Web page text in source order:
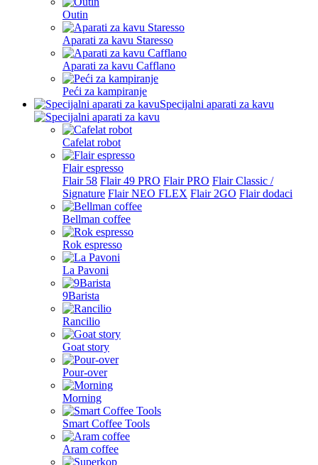
Outin
Aparati za kavu Staresso
Aparati za kavu Cafflano
Peći za kampiranje
Specijalni aparati za kavu
Cafelat robot
Flair espresso
Flair 58 Flair 49 PRO Flair PRO Flair Classic /
Signature Flair NEO FLEX Flair 2GO Flair dodaci
Bellman coffee
Rok espresso
La Pavoni
9Barista
Rancilio
Goat story
Pour-over
Morning
Smart Coffee Tools
Aram coffee